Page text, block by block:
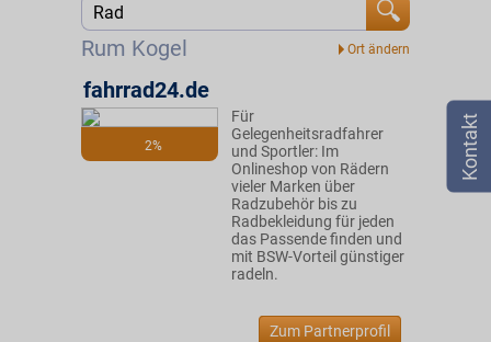
Login
☎ 0800 - 279 25 82
Rum Kogel
2%
fahrrad24.de
Für
Gelegenheitsradfahrer
und Sportler: Im
Onlineshop von Rädern
vieler Marken über
Radzubehör bis zu
Radbekleidung für jeden
das Passende finden und
mit BSW-Vorteil günstiger
radeln.
Zum Partnerprofil